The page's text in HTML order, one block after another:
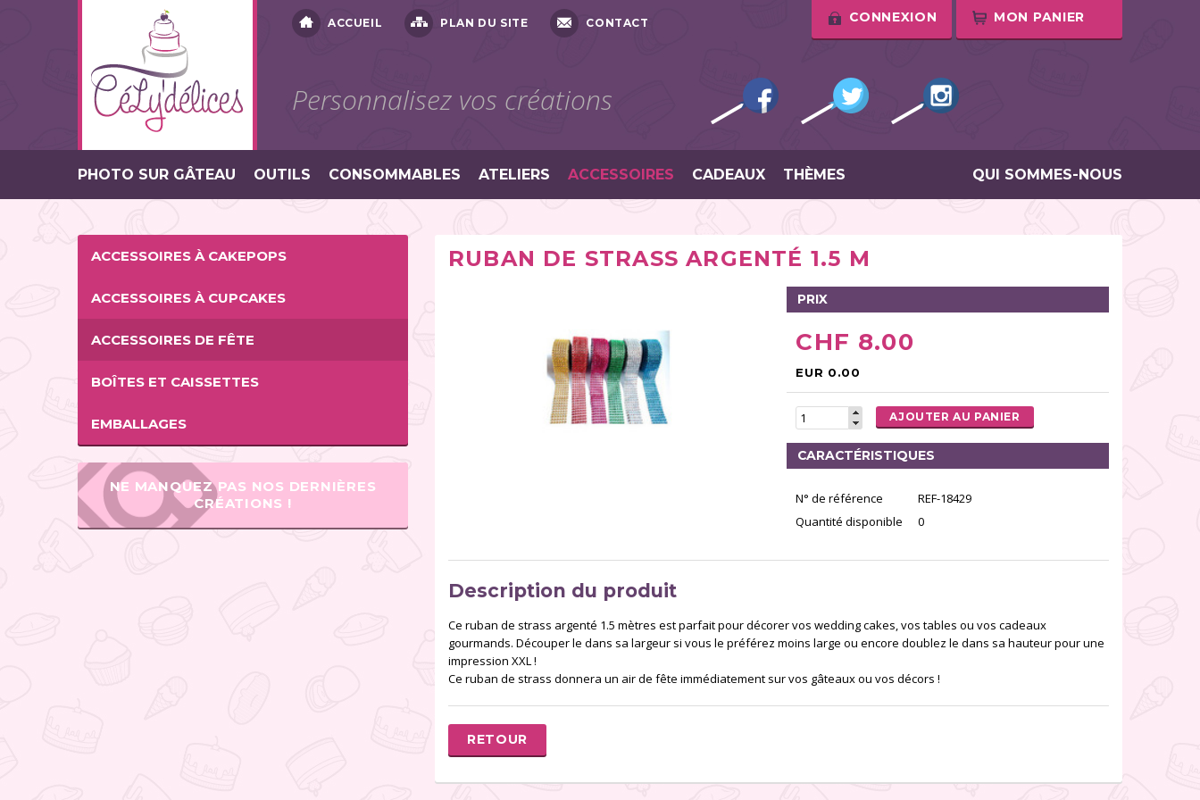
ACCUEIL PLAN DU SITE CONTACT CONNEXION MON PANIER
Personnalisez vos créations
PHOTO SUR GÂTEAU OUTILS CONSOMMABLES ATELIERS ACCESSOIRES CADEAUX THÈMES QUI SOMMES-NOUS
ACCESSOIRES À CAKEPOPS
ACCESSOIRES À CUPCAKES
ACCESSOIRES DE FÊTE
BOÎTES ET CAISSETTES
EMBALLAGES
NE MANQUEZ PAS NOS DERNIÈRES
CRÉATIONS !
RUBAN DE STRASS ARGENTÉ 1.5 M
PRIX
CHF 8.00
EUR 0.00
AJOUTER AU PANIER
CARACTÉRISTIQUES
N° de référence
REF-18429
Quantité disponible
0
Description du produit
Ce ruban de strass argenté 1.5 mètres est parfait pour décorer vos wedding cakes, vos tables ou vos cadeaux
gourmands. Découper le dans sa largeur si vous le préférez moins large ou encore doublez le dans sa hauteur pour une
impression XXL !
Ce ruban de strass donnera un air de fête immédiatement sur vos gâteaux ou vos décors !
RETOUR